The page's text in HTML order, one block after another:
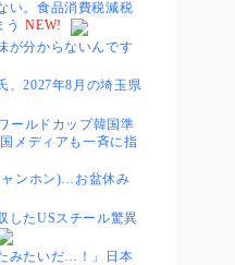
い。食品消費税減税
う
NEW!
が分からないんです
、2027年8月の埼玉県
ールドカップ韓国準
メディアも一斉に指
ャンホン)…お盆休み
したUSスチール驚異
みたいだ…！」日本